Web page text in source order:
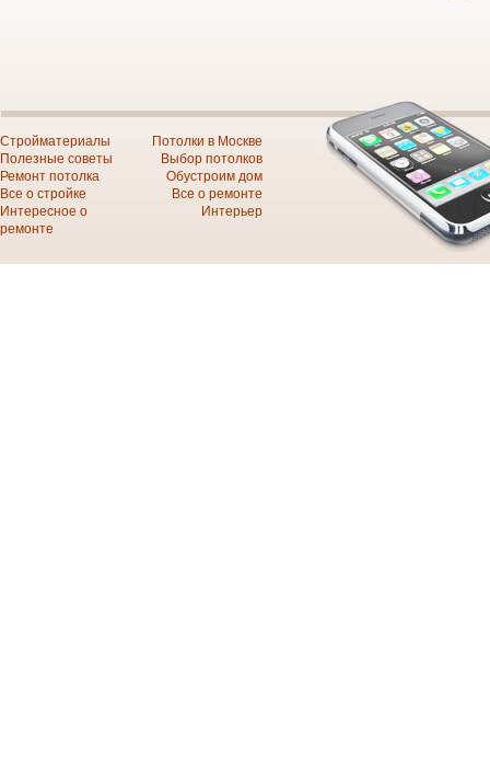
Стройматериалы
Полезные советы
Ремонт потолка
Все о стройке
Интересное о
ремонте
Потолки в Москве
Выбор потолков
Обустроим дом
Все о ремонте
Интерьер